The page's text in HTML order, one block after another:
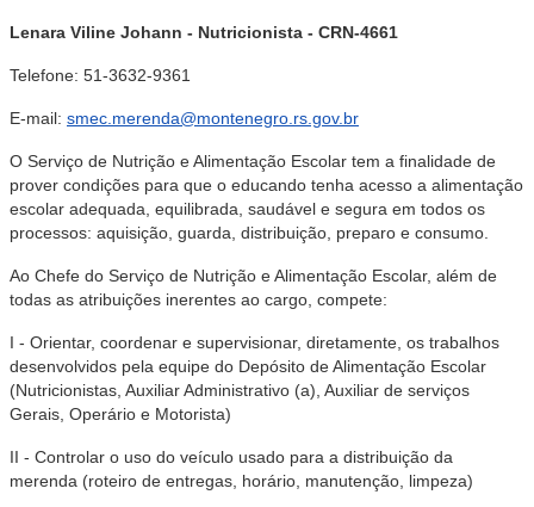
Lenara Viline Johann - Nutricionista - CRN-4661
Telefone: 51-3632-9361
E-mail: smec.merenda@montenegro.rs.gov.br
O Serviço de Nutrição e Alimentação Escolar tem a finalidade de
prover condições para que o educando tenha acesso a alimentação
escolar adequada, equilibrada, saudável e segura em todos os
processos: aquisição, guarda, distribuição, preparo e consumo.
Ao Chefe do Serviço de Nutrição e Alimentação Escolar, além de
todas as atribuições inerentes ao cargo, compete:
I - Orientar, coordenar e supervisionar, diretamente, os trabalhos
desenvolvidos pela equipe do Depósito de Alimentação Escolar
(Nutricionistas, Auxiliar Administrativo (a), Auxiliar de serviços
Gerais, Operário e Motorista)
II - Controlar o uso do veículo usado para a distribuição da
merenda (roteiro de entregas, horário, manutenção, limpeza)